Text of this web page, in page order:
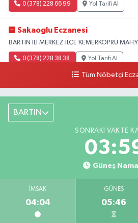
0 (378) 228 66 99 Yol Tarifi Al
Sakaoglu Eczanesi
BARTIN ILI MERKEZ ILÇE KEMERKÖPRÜ
0 (378) 228 38 38 Yol Tarifi Al
Tüm Nöbetçi
BARTIN
SONRAKI VAKTE
Güneş
İMSAK
04:04
GÜNEŞ
05:46